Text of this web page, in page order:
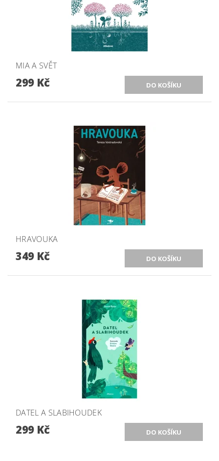
MIA A SVĚT
299 Kč
HRAVOUKA
349 Kč
DATEL A SLABIHOUDEK
299 Kč